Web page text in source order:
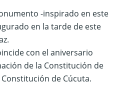
-inspirado en este
en la tarde de este
con el aniversario
de la Constitución de
de Cúcuta.